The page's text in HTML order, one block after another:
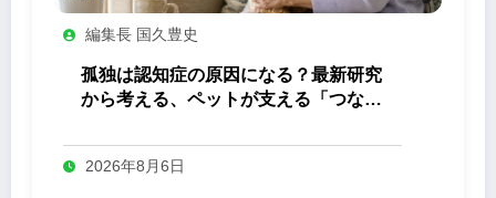
編集長 国久豊史
孤独は認知症の原因になる？最新研究
から考える、ペットが支える「つなが
2026年8月6日